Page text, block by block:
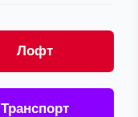
Лофт
Транспорт